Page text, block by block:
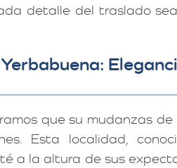
detalle del traslado
que su mudanzas
Esta localidad,
a la altura de sus